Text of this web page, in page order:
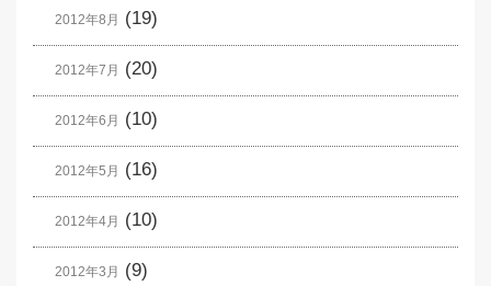
2012年8月 (19)
2012年7月 (20)
2012年6月 (10)
2012年5月 (16)
2012年4月 (10)
2012年3月 (9)